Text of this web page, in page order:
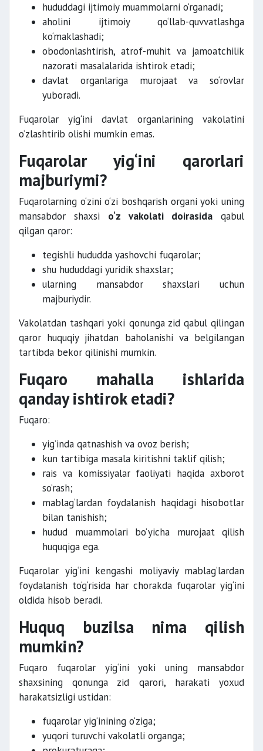
hududdagi ijtimoiy muammolarni o‘rganadi;
aholini ijtimoiy qo‘llab-quvvatlashga
ko‘maklashadi;
obodonlashtirish, atrof-muhit va jamoatchilik
nazorati masalalarida ishtirok etadi;
davlat organlariga murojaat va so‘rovlar
yuboradi.
Fuqarolar yig‘ini davlat organlarining vakolatini
o‘zlashtirib olishi mumkin emas.
Fuqarolar yig‘ini qarorlari
majburiymi?
Fuqarolarning o‘zini o‘zi boshqarish organi yoki uning
mansabdor shaxsi o‘z vakolati doirasidaqabul
qilgan qaror:
tegishli hududda yashovchi fuqarolar;
shu hududdagi yuridik shaxslar;
ularning mansabdor shaxslari uchun
majburiydir.
Vakolatdan tashqari yoki qonunga zid qabul qilingan
qaror huquqiy jihatdan baholanishi va belgilangan
tartibda bekor qilinishi mumkin.
Fuqaro mahalla ishlarida
qanday ishtirok etadi?
Fuqaro:
yig‘inda qatnashish va ovoz berish;
kun tartibiga masala kiritishni taklif qilish;
rais va komissiyalar faoliyati haqida axborot
so‘rash;
mablag‘lardan foydalanish haqidagi hisobotlar
bilan tanishish;
hudud muammolari bo‘yicha murojaat qilish
huquqiga ega.
Fuqarolar yig‘ini kengashi moliyaviy mablag‘lardan
foydalanish to‘g‘risida har chorakda fuqarolar yig‘ini
oldida hisob beradi.
Huquq buzilsa nima qilish
mumkin?
Fuqaro fuqarolar yig‘ini yoki uning mansabdor
shaxsining qonunga zid qarori, harakati yoxud
harakatsizligi ustidan:
fuqarolar yig‘inining o‘ziga;
yuqori turuvchi vakolatli organga;